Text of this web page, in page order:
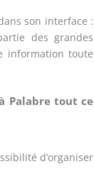
son interface :
des grandes
information toute
Palabre tout ce
d’organiser